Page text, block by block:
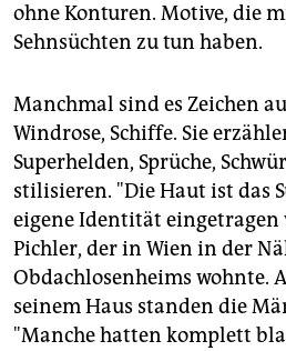
ohne Konturen. Motive, die
Sehnsüchten zu tun haben.
Manchmal sind es Zeichen
Windrose, Schiffe. Sie
Superhelden, Sprüche,
stilisieren. "Die Haut ist das
eigene Identität eingetragen
Pichler, der in Wien in der
Obdachlosenheims wohnte.
seinem Haus standen die
"Manche hatten komplett